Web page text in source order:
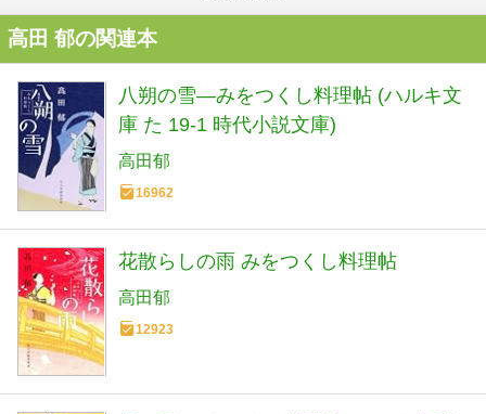
高田 郁の関連本
八朔の雪―みをつくし料理帖 (ハルキ文
庫 た 19-1 時代小説文庫)
高田郁
16962
花散らしの雨 みをつくし料理帖
高田郁
12923